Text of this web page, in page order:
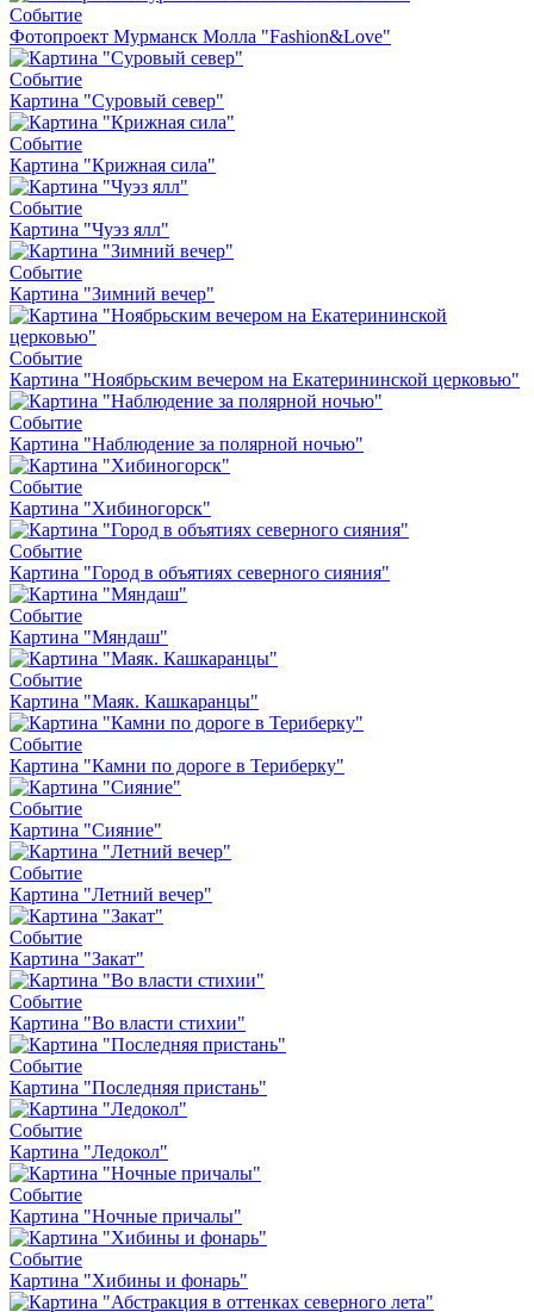
Событие
Фотопроект Мурманск Молла "Fashion&Love"
Событие
Картина "Суровый север"
Событие
Картина "Крижная сила"
Событие
Картина "Чуэз ялл"
Событие
Картина "Зимний вечер"
Событие
Картина "Ноябрьским вечером на Екатерининской церковью"
Событие
Картина "Наблюдение за полярной ночью"
Событие
Картина "Хибиногорск"
Событие
Картина "Город в объятиях северного сияния"
Событие
Картина "Мяндаш"
Событие
Картина "Маяк. Кашкаранцы"
Событие
Картина "Камни по дороге в Териберку"
Событие
Картина "Сияние"
Событие
Картина "Летний вечер"
Событие
Картина "Закат"
Событие
Картина "Во власти стихии"
Событие
Картина "Последняя пристань"
Событие
Картина "Ледокол"
Событие
Картина "Ночные причалы"
Событие
Картина "Хибины и фонарь"